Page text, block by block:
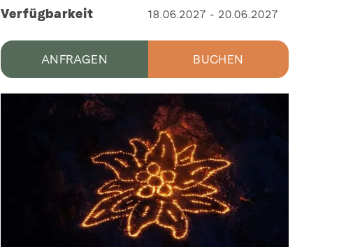
Verfügbarkeit
18.06.2027 - 20.06.2027
BUCHEN
ANFRAGEN